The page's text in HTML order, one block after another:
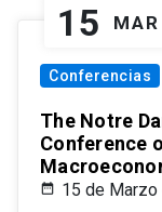
15 MAR
Conferencias
The Notre
Conference
15 de